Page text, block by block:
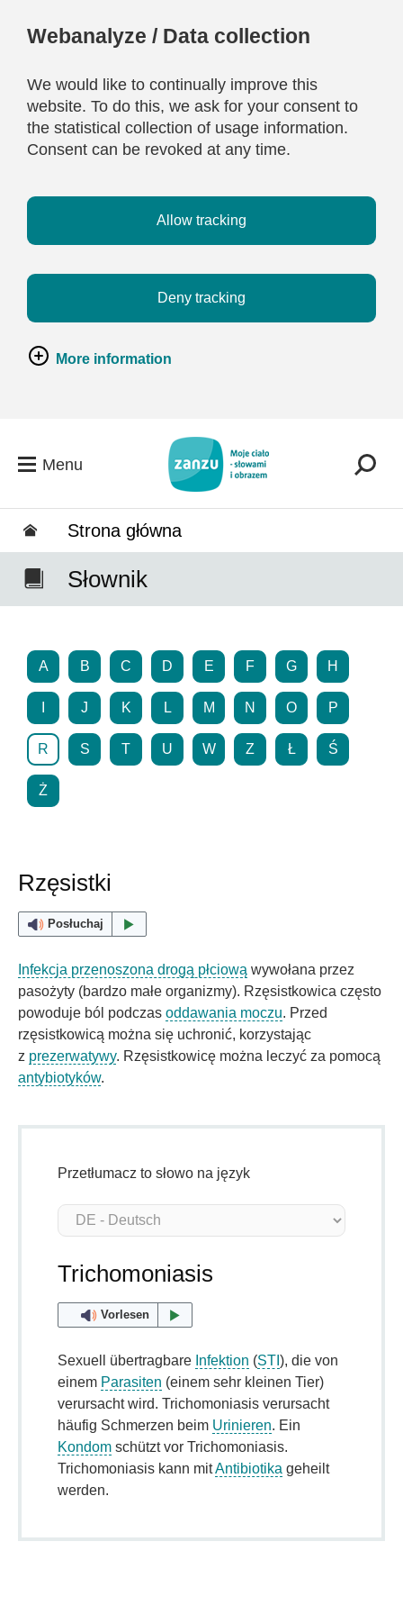
Webanalyze / Data collection
We would like to continually improve this
website. To do this, we ask for your consent to
the statistical collection of usage information.
Consent can be revoked at any time.
Allow tracking
Deny tracking
More information
Menu
Strona główna
Słownik
A B C D E F G H
J K L M N O P
R S T U W Z Ł Ś
Ż
Rzęsistki
Posłuchaj
Infekcja przenoszona drogą płciową wywołana przez
pasożyty (bardzo małe organizmy). Rzęsistkowica często
powoduje ból podczas oddawania moczu. Przed
rzęsistkowicą można się uchronić, korzystając
z prezerwatywy. Rzęsistkowicę można leczyć za pomocą
antybiotyków.
Przetłumacz to słowo na język
Trichomoniasis
Vorlesen
Sexuell übertragbare Infektion (STI ), die von
einem Parasiten (einem sehr kleinen Tier)
verursacht wird. Trichomoniasis verursacht
häufig Schmerzen beim Urinieren. Ein
Kondom schützt vor Trichomoniasis.
Trichomoniasis kann mitAntibiotika geheilt
werden.